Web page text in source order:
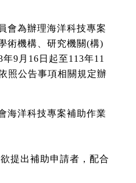
為辦理海洋科技專案
術機構、研究機關(構)
9月16日起至113年11
照公告事項相關規定辦
洋科技專案補助作業
提出補助申請者，配合